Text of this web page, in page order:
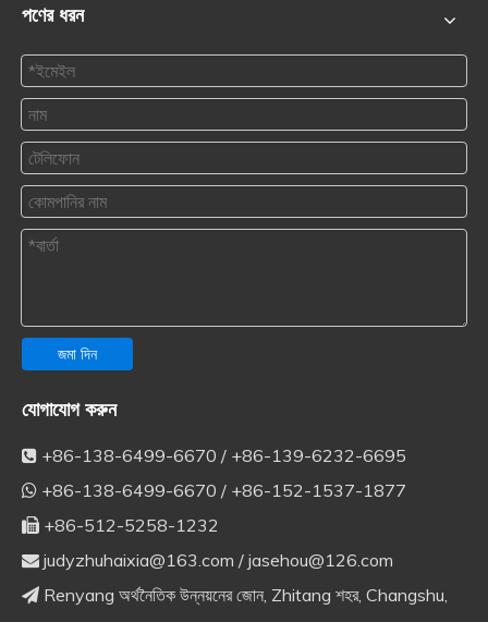
পণের ধরন
জমা দিন
যোগাযোগ করুন
 +86-138-6499-6670 / +86-139-6232-6695
 +86-138-6499-6670 / +86-152-1537-1877
 +86-512-5258-1232
 judyzhuhaixia@163.com / jasehou@126.com
 Renyang অর্থনৈতিক উন্নয়নের জোন, Zhitang শহর, Changshu,